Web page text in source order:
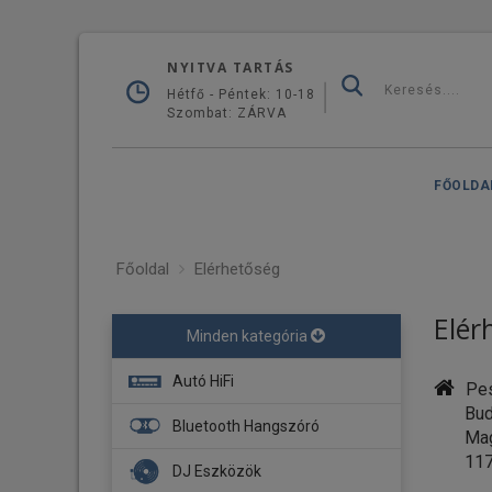
NYITVA TARTÁS
Hétfő - Péntek: 10-18
Szombat: ZÁRVA
Főoldal Elérhetőség
Minden kategória
Autó HiFi
Fejegység
Erősítő
Bluetooth Hangszóró
DJ Eszközök